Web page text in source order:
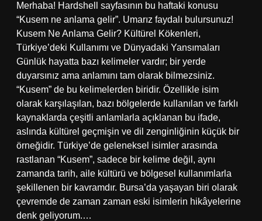
Merhaba! Hardshell sayfasının bu haftaki konusu
“Kusem ne anlama gelir”. Umarız faydalı bulursunuz!
Kusem Ne Anlama Gelir? Kültürel Kökenleri,
Türkiye’deki Kullanımı ve Dünyadaki Yansımaları
Günlük hayatta bazı kelimeler vardır; bir yerde
duyarsınız ama anlamını tam olarak bilmezsiniz.
“Kusem” de bu kelimelerden biridir. Özellikle isim
olarak karşılaşılan, bazı bölgelerde kullanılan ve farklı
kaynaklarda çeşitli anlamlarla açıklanan bu ifade,
aslında kültürel geçmişin ve dil zenginliğinin küçük bir
örneğidir. Türkiye’de geleneksel isimler arasında
rastlanan “Kusem”, sadece bir kelime değil, aynı
zamanda tarih, aile kültürü ve bölgesel kullanımlarla
şekillenen bir kavramdır. Bursa’da yaşayan biri olarak
çevremde de zaman zaman eski isimlerin hikâyelerine
denk geliyorum.…